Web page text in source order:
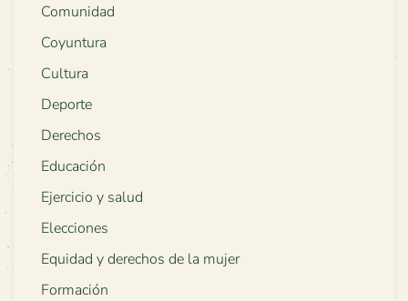
Comunidad
Coyuntura
Cultura
Deporte
Derechos
Educación
Ejercicio y salud
Elecciones
Equidad y derechos de la mujer
Formación